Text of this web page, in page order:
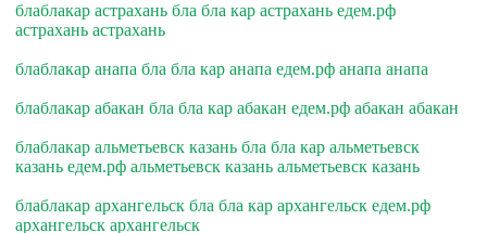
блаблакар астрахань бла бла кар астрахань едем.рф
астрахань астрахань
блаблакар анапа бла бла кар анапа едем.рф анапа анапа
блаблакар абакан бла бла кар абакан едем.рф абакан абакан
блаблакар альметьевск казань бла бла кар альметьевск
казань едем.рф альметьевск казань альметьевск казань
блаблакар архангельск бла бла кар архангельск едем.рф
архангельск архангельск